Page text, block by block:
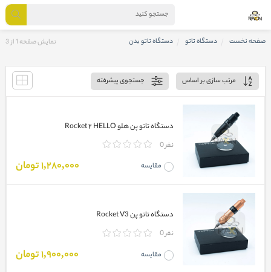
صفحه نخست دستگاه تاتو دستگاه تاتو بدن نمایش صفحه 1 از 3
مرتب سازی بر اساس جستجوی پیشرفته
دستگاه تاتو پن هلو Rocket ۲ HELLO
0 نفر
مقایسه 1,280,000 تومان
دستگاه تاتو پن Rocket V3
0 نفر
مقایسه 1,900,000 تومان